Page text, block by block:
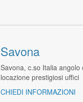
Savona
Savona, c.so Italia
locazione prestigiosi uffici
CHIEDI INFORMAZIONI